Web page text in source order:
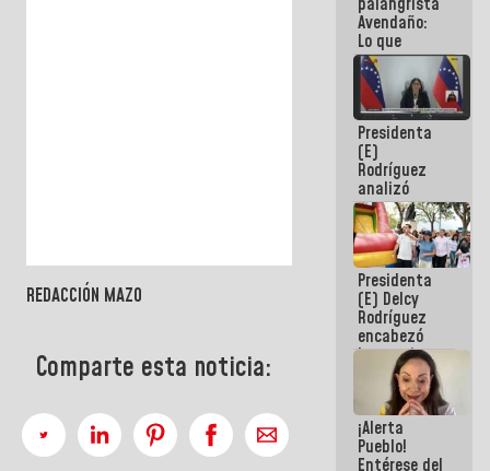
REDACCIÓN MAZO
Comparte esta noticia:
República
Avendaño:
Lo que
vayas a
escribir
hazlo hoy
por que no
sabemos si
la semana
que viene
hay
programa
Presidenta
(E)
Rodríguez
analizó
junto a
gobernadores
planes de
recuperación
del Sistema
Eléctrico
Nacional
Presidenta
(E) Delcy
Rodríguez
encabezó
lanzamiento
del Plan
Nacional de
Recreación
Vacacional
¡Alerta
Pueblo!
Entérese del